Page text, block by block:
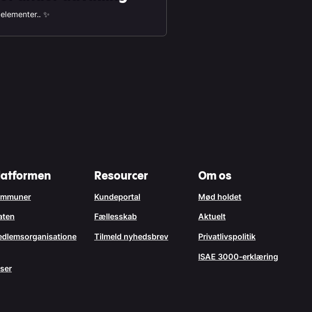
✨
Resourcer
Kundeportal
Fællesskab
Tilmeld nyhedsbrev
Om os
Mød holdet
Aktuelt
Privatlivspolitik
ISAE 3000-erklæring